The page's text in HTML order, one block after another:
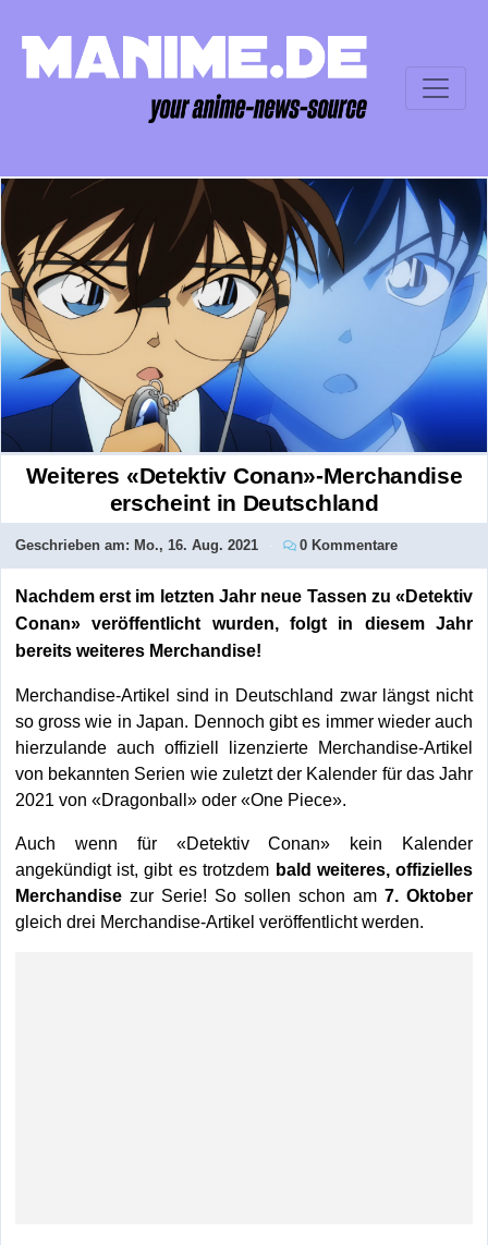
Weiteres «Detektiv Conan»-Merchandise
erscheint in Deutschland
Geschrieben am: Mo., 16. Aug. 2021 0 Kommentare
Nachdem erst im letzten Jahr neue Tassen zu «Detektiv
Conan» veröffentlicht wurden, folgt in diesem Jahr
bereits weiteres Merchandise!
Merchandise-Artikel sind in Deutschland zwar längst nicht
so gross wie in Japan. Dennoch gibt es immer wieder auch
hierzulande auch offiziell lizenzierte Merchandise-Artikel
von bekannten Serien wie zuletzt der Kalender für das Jahr
2021 von «Dragonball» oder «One Piece».
Auch wenn für «Detektiv Conan» kein Kalender
angekündigt ist, gibt es trotzdem bald weiteres, offizielles
Merchandisezur Serie! So sollen schon am7. Oktober
gleich drei Merchandise-Artikel veröffentlicht werden.